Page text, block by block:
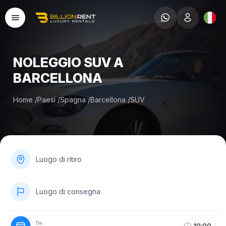
NOLEGGIO SUV A
BARCELLONA
Home /Paesi /Spagna /Barcellona /SUV
Luogo di ritiro
Luogo di consegna
Da